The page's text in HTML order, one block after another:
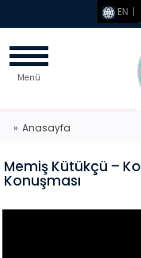
EN
Menü
Anasayfa
Memiş Kütükçü –
Konuşması